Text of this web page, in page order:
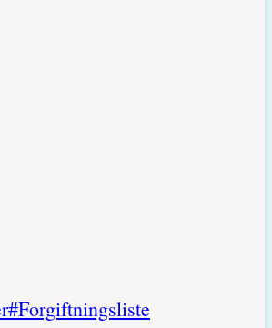
#Forgiftningsliste